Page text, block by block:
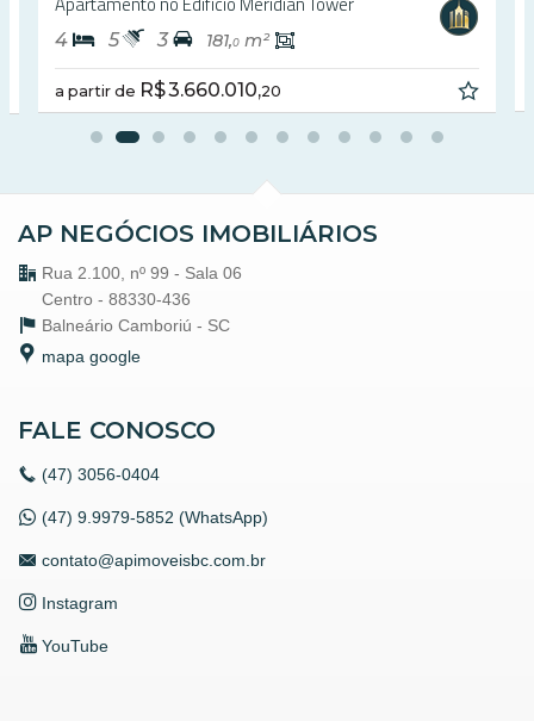
Balneário Camboriú /
ver mapa abaixo
4 5 3 181,0 m²
a partir de R$ 3.660.010,20
AP NEGÓCIOS IMOBILIÁRIOS
Rua 2.100, nº 99 - Sala 06
Centro - 88330-436
Balneário Camboriú - SC
mapa google
FALE CONOSCO
(47) 3056-0404
(47) 9.9979-5852 (WhatsApp)
contato@apimoveisbc.com.br
Instagram
YouTube